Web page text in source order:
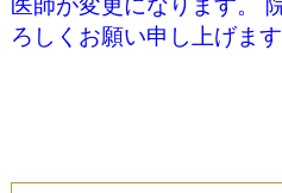
医師が変更になります
ろしくお願い申し上げま